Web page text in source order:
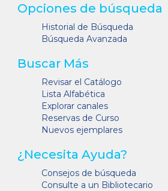
Opciones de búsqueda
Historial de Búsqueda
Búsqueda Avanzada
Buscar Más
Revisar el Catálogo
Lista Alfabética
Explorar canales
Reservas de Curso
Nuevos ejemplares
¿Necesita Ayuda?
Consejos de búsqueda
Consulte a un Bibliotecario